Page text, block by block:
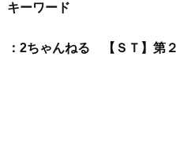
キーワード
：2ちゃんねる 【ＳＴ】第